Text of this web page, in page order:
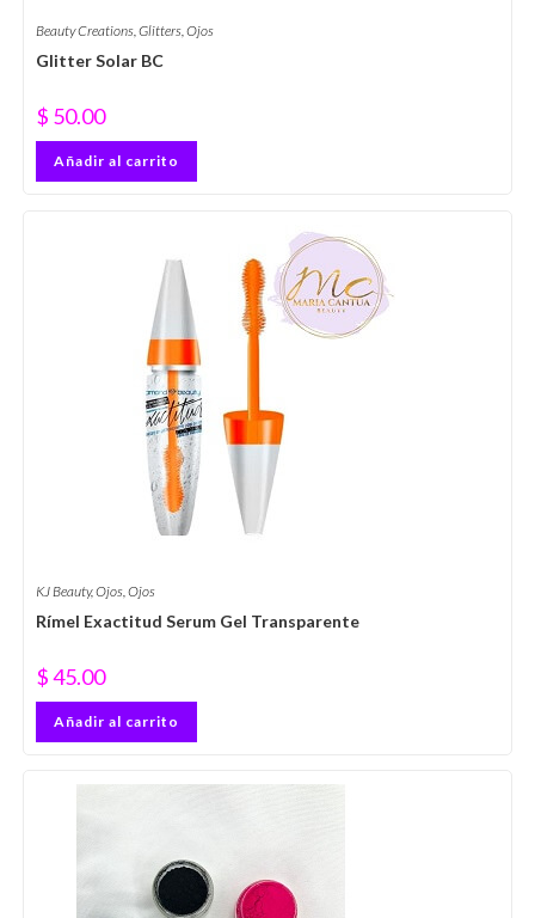
Beauty Creations,Glitters,Ojos
Glitter Solar BC
$ 50.00
Añadir al carrito
KJ Beauty,Ojos, Ojos
Rímel Exactitud Serum Gel Transparente
$45.00
Añadir al carrito